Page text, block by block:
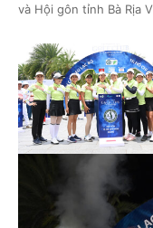
và Hội gôn tỉnh Bà Rịa